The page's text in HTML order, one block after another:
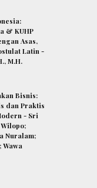
& KUHP
Asas,
Latin -
M.H.
Bisnis:
dan Praktis
- Sri
Nuralam;